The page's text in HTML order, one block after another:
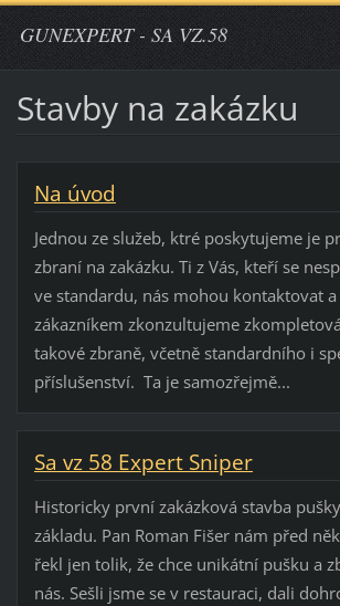
GUNEXPERT - SA VZ.58
Stavby na zakázku
Na úvod
Jednou ze služeb, ktré poskytujeme je
zbraní na zakázku. Ti z Vás, kteří se
ve standardu, nás mohou kontaktovat a
zákazníkem zkonzultujeme
takové zbraně, včetně standardního i
příslušenství. Ta je samozřejmě...
Sa vz 58 Expert Sniper
Historicky první zakázková stavba
základu. Pan Roman Fišer nám před
řekl jen tolik, že chce unikátní pušku a
nás. Sešli jsme se v restauraci, dali